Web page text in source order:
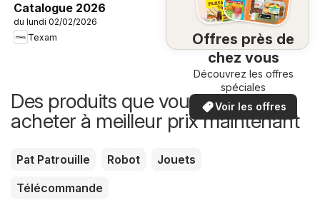
Catalogue 2026
du lundi 02/02/2026
Texam
Offres près de
chez vous
Découvrez les offres
spéciales
Voir les offres
Des produits que vous pouvez
acheter à meilleur prix maintenant
Pat Patrouille Robot
Jouets
Télécommande